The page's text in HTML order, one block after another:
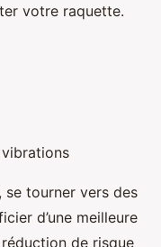
votre raquette.
se tourner vers des
d’une meilleure
de risque